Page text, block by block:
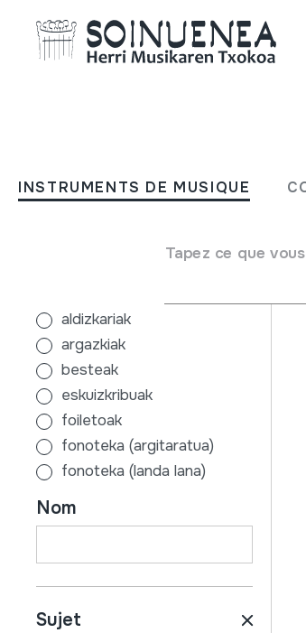
INSTRUMENTS DE MUSIQUE
Tapez ce que
Filtres
Type de collection
aldizkariak
argazkiak
besteak
eskuizkribuak
foiletoak
fonoteka (argitaratua)
fonoteka (landa lana)
ikus-entzunezkoak
prentsa-zatiak
Nom
Sujet